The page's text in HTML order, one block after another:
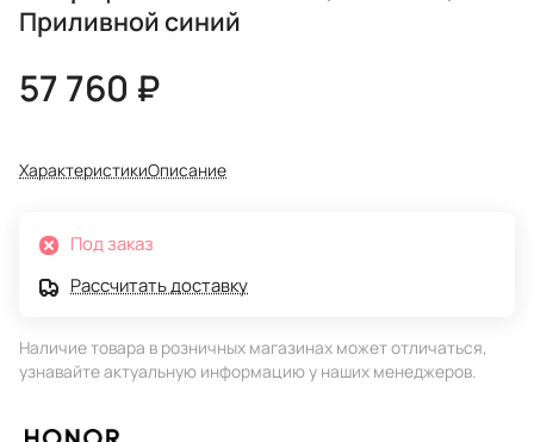
Приливной синий
57 760 ₽
ХарактеристикиОписание
Под заказ
Рассчитать доставку
Наличие товара в розничных магазинах может отличаться,
узнавайте актуальную информацию у наших менеджеров.